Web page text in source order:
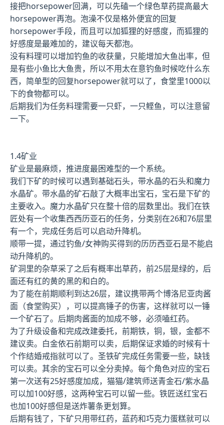
接把horsepower回满，可以先磕一个绿色草药提高最大
horsepower再泡。泡澡不仅是格外便宜的回复
horsepower手段，而且可以加狐狸的好感度，而狐狸的
好感度是最难加的，建议每天都泡。
没有料理可以增加钓鱼的收获量，只能增加大鱼出率，但
是有些小鱼比大鱼贵，所以不用太在意钓鱼时候吃什么东
西，简单型的回复horsepower就可以了，食堂里1000以
下的食物都可以。
后期我们为任务料理需要一只虾，一只鲣鱼，可以注意留
一下。
1.4矿业
矿业是最麻烦，推进度最困难型的一个系统。
我们下矿的时候可以遇到基础石头，带水晶的石头和魔力
水晶矿。带水晶的矿石敲了大概率出宝石，宝石是下矿的
主要收入。魔力水晶矿只在整十倍的层数里出。我们在铁
匠处有一个收集西西历亚石的任务，分类别在26和76层里
有一个，完成任务后可以启动升降机。
顺带一提，通过钓鱼/女神购买得到的历历西亚石是不能启
动升降机的。
矿洞里的杂草采了之后有概率出草药，前25层是绿的，后
面还有红的黄的黑的和白的。
为了能在前期顺利到达26层，建议携带两个博洛尼亚肉酱
面（食堂购买），可以提高锤子的伤害，这样就可以一锤
一个矿石了。后期肉酱面的加成不够，必须嗑红药。
为了升级设备和完成改建委托，前期铁，铜，银，金都不
建议卖。白金依石前期可以卖，后期保证求婚的时候有十
个作结婚戒指就可以了。圣铁矿完成任务需要一些，缺钱
可以卖。其余的宝石可以全分卖掉。每个角色对应的宝石
第一次送有25好感度加成，猫猫/建筑师送青金石/紫水晶
可以加100好感，这两种宝石可以留一些。铁匠送红宝石
也加100好感但是送炸薯条更划算。
后期有钱了，下矿只用带红药，蓝药和巧克力蛋糕就可以